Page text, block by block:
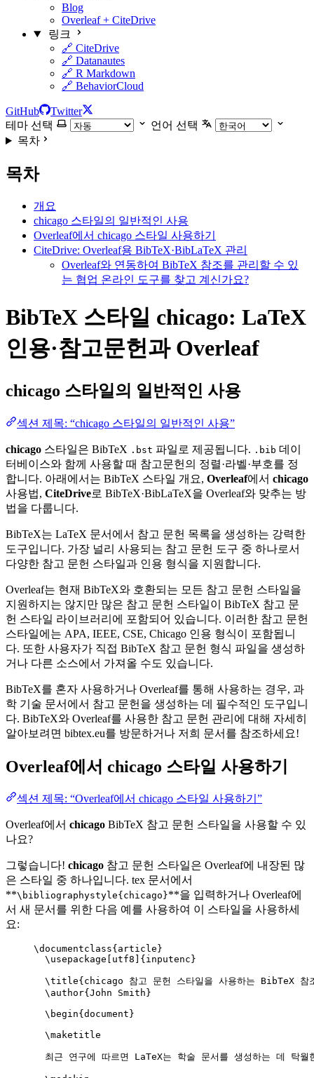
Blog
Overleaf + CiteDrive
링크
🔗 CiteDrive
🔗 Datanautes
🔗 R Markdown
🔗 BehaviorCloud
GitHub
Twitter
테마 선택
언어 선택
목차
목차
개요
chicago 스타일의 일반적인 사용
Overleaf에서 chicago 스타일 사용하기
CiteDrive: Overleaf용 BibTeX·BibLaTeX 관리
Overleaf와 연동하여 BibTeX 참조를 관리할 수 있
는 협업 온라인 도구를 찾고 계신가요?
BibTeX 스타일 chicago: LaTeX
인용·참고문헌과 Overleaf
chicago 스타일의 일반적인 사용
섹션 제목: “chicago 스타일의 일반적인 사용”
chicago 스타일은 BibTeX .bst 파일로 제공됩니다. .bib 데이
터베이스와 함께 사용할 때 참고문헌의 정렬·라벨·부호를 정
합니다. 아래에서는 BibTeX 스타일 개요, Overleaf에서 chicago
사용법, CiteDrive로 BibTeX·BibLaTeX을 Overleaf와 맞추는 방
법을 다룹니다.
BibTeX는 LaTeX 문서에서 참고 문헌 목록을 생성하는 강력한
도구입니다. 가장 널리 사용되는 참고 문헌 도구 중 하나로서
다양한 참고 문헌 스타일과 인용 형식을 지원합니다.
Overleaf는 현재 BibTeX와 호환되는 모든 참고 문헌 스타일을
지원하지는 않지만 많은 참고 문헌 스타일이 BibTeX 참고 문
헌 스타일 라이브러리에 포함되어 있습니다. 이러한 참고 문헌
스타일에는 APA, IEEE, CSE, Chicago 인용 형식이 포함됩니
다. 또한 사용자가 직접 BibTeX 참고 문헌 형식 파일을 생성하
거나 다른 소스에서 가져올 수도 있습니다.
BibTeX를 혼자 사용하거나 Overleaf를 통해 사용하는 경우, 과
학 기술 문서에서 참고 문헌을 생성하는 데 필수적인 도구입니
다. BibTeX와 Overleaf를 사용한 참고 문헌 관리에 대해 자세히
알아보려면 bibtex.eu를 방문하거나 저희 문서를 참조하세요!
Overleaf에서 chicago 스타일 사용하기
섹션 제목: “Overleaf에서 chicago 스타일 사용하기”
Overleaf에서 chicago BibTeX 참고 문헌 스타일을 사용할 수 있
나요?
그렇습니다! chicago 참고 문헌 스타일은 Overleaf에 내장된 많
은 스타일 중 하나입니다. tex 문서에서
**\bibliographystyle{chicago}**을 입력하거나 Overleaf에
서 새 문서를 위한 다음 예를 사용하여 이 스타일을 사용하세
요:
\documentclass{ article }
\usepackage
utf8 ]{ inputenc }
\title{chicago 참고 문헌 스타일을 사용하는 BibTeX 참
\author{John Smith}
\begin{ document }
\maketitle
최근 연구에 따르면 LaTeX는 학술 문서를 생성하는 데 탁